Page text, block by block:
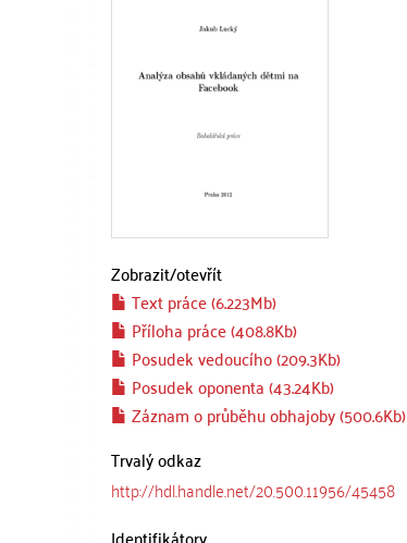
Zobrazit/otevřít
Text práce (6.223Mb)
Příloha práce (408.8Kb)
Posudek vedoucího (209.3Kb)
Posudek oponenta (43.24Kb)
Záznam o průběhu obhajoby (500.6Kb)
Trvalý odkaz
http://hdl.handle.net/20.500.11956/45458